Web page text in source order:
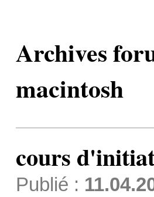
Archives
macintosh
cours
Publié :